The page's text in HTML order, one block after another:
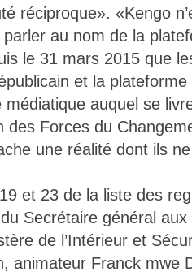
réciproque». «Kengo
au nom de la
le 31 mars 2015 que
et la
médiatique auquel se
des Forces du
une réalité dont ils
et 23 de la liste des
Secrétaire général
de l’Intérieur et
animateur Franck mwe